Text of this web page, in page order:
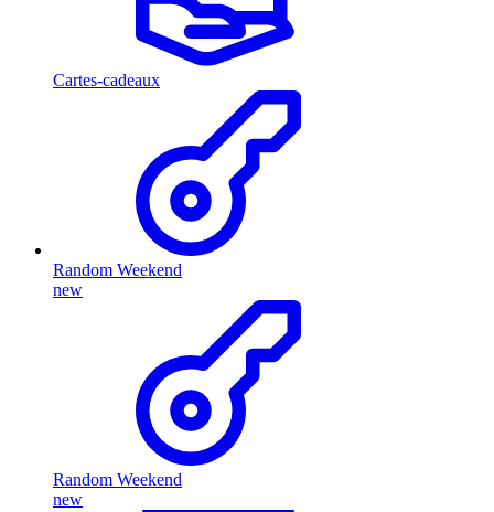
Cartes-cadeaux
Random Weekend
new
Random Weekend
new